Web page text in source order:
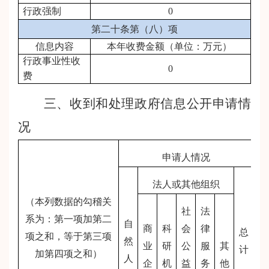
行政强制
0
第二十条第（八）项
信息内容
本年收费金额（单位：万元）
行政事业性收
费
0
三、收到和处理政府信息公开申请情
况
（本列数据的勾稽关
系为：第一项加第二
项之和，等于第三项
加第四项之和）
申请人情况
自
然
人
法人或其他组织
总
计
商
业
企
科
研
机
社
会
公
益
法
律
服
务
其
他